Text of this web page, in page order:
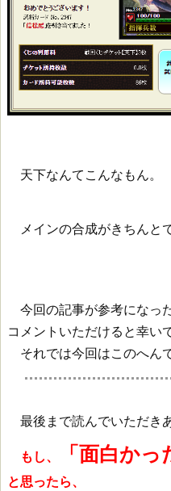
天下なんてこんなもん。
メインの合成がきちんと
今回の記事が参考になっ
コメントいただけると幸い
それでは今回はこのへん
最後まで読んでいただき
もし、 「面白か
と思ったら、